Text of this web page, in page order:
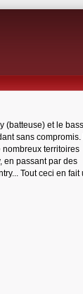
(batteuse) et le
sans compromis.
territoires
en passant par des
Tout ceci en fait